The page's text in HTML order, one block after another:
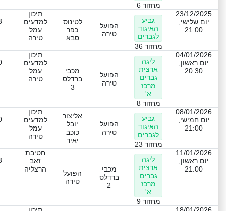
מחזור 6
23/12/2025
יום שלישי,
21:00
גביע
האיגוד
לגברים
מחזור 36
הפועל
טירה
לטינוס
כפר
סבא
תיכון
למדעים
עמל
טירה
04/01/2026
יום ראשון,
20:30
ליגה
ארצית
גברים
מרכז
א'
מחזור 8
הפועל
טירה
מכבי
ברדלס
3
תיכון
למדעים
עמל
טירה
08/01/2026
יום חמישי,
21:00
גביע
האיגוד
לגברים
מחזור 23
הפועל
טירה
אליצור
יובל
כוכב
יאיר
תיכון
למדעים
עמל
טירה
11/01/2026
יום ראשון,
21:00
ליגה
ארצית
גברים
מרכז
א'
מחזור 9
מכבי
ברדלס
2
הפועל
טירה
חטיבת
זאב
הרצליה